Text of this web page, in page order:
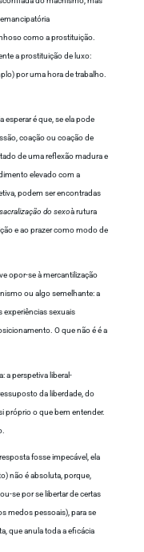
como a prostituição.
a prostituição de luxo:
por uma hora de trabalho.
esperar é que, se ela pode
coação ou coação de
de uma reflexão madura e
elevado com a
podem ser encontradas
do sexoà rutura
e ao prazer como modo de
opor-se à mercantilização
ou algo semelhante: a
experiências sexuais
O que não é é a
a perspetiva liberal-
da liberdade, do
próprio o que bem entender.
fosse impecável, ela
não é absoluta, porque,
se por se libertar de certas
medos pessoais), para se
que anula toda a eficácia